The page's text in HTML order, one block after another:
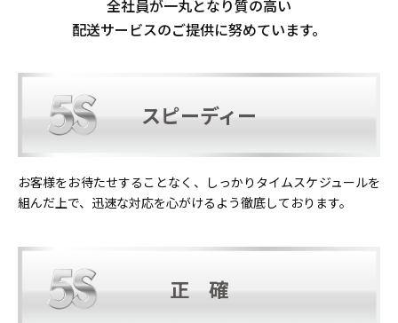
全社員が一丸となり質の高い
配送サービスのご提供に努めています。
スピーディー
お客様をお待たせすることなく、しっかりタイムスケジュールを
組んだ上で、迅速な対応を心がけるよう徹底しております。
正 確